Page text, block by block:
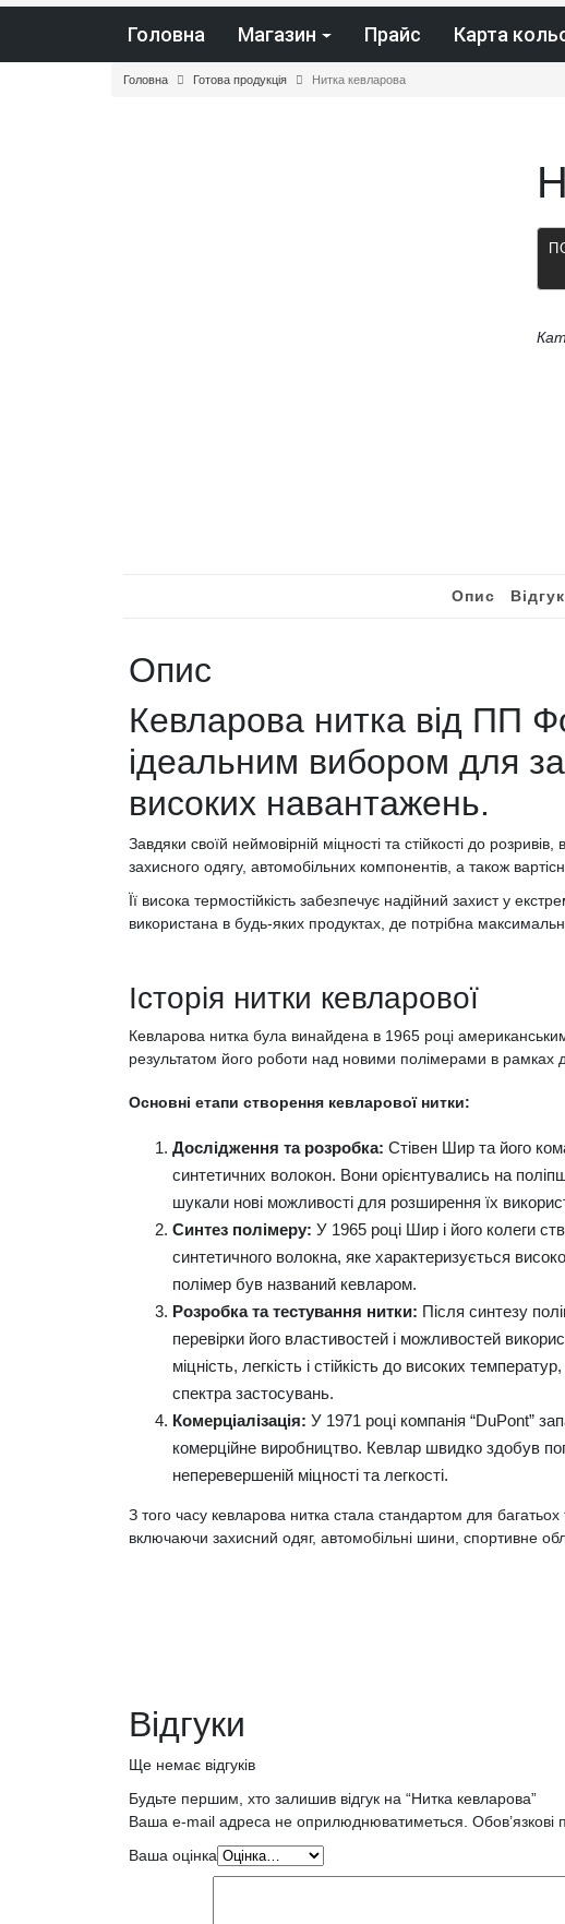
Головна Магазин Прайс Карта
Головна Готова продукція Нитка кевларова
Опис
Опис
Кевларова нитка від ПП
ідеальним вибором для
високих навантажень.
Завдяки своїй неймовірній міцності та стійкості до
захисного одягу, автомобільних компонентів, а також
Її висока термостійкість забезпечує надійний захист у
використана в будь-яких продуктах, де потрібна максимальна
Історія нитки кевларової
Кевларова нитка була винайдена в 1965 році
результатом його роботи над новими полімерами в рамках
Основні етапи створення кевларової нитки:
Дослідження та розробка: Стівен Шир та його
синтетичних волокон. Вони орієнтувались на
шукали нові можливості для розширення їх
Синтез полімеру: У 1965 році Шир і його колеги
синтетичного волокна, яке характеризується
полімер був названий кевларом.
Розробка та тестування нитки: Після синтезу
перевірки його властивостей і можливостей
міцність, легкість і стійкість до високих
спектра застосувань.
Комерціалізація: У 1971 році компанія “DuPont”
комерційне виробництво. Кевлар швидко здобув
неперевершеній міцності та легкості.
З того часу кевларова нитка стала стандартом для багатьох
включаючи захисний одяг, автомобільні шини, спортивне
Відгуки
Ще немає відгуків
Будьте першим, хто залишив відгук на “Нитка кевларова”
Ваша e-mail адреса не оприлюднюватиметься. Обов’язкові
Ваша оцінка